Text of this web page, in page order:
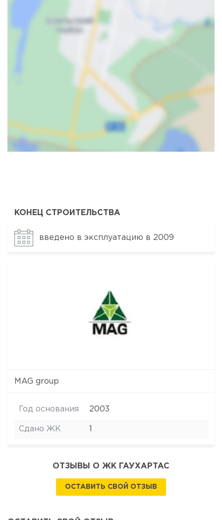
КОНЕЦ СТРОИТЕЛЬСТВА
введено в эксплуатацию в 2009
MAG group
Год основания 2003
Сдано ЖК
ОТЗЫВЫ О ЖК ГАУХАРТАС
ОСТАВИТЬ СВОЙ ОТЗЫВ